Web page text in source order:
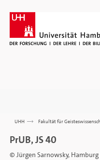
UHH >>> Fakultät für
PrUB, JS 40
© Jürgen Sarnowsky,